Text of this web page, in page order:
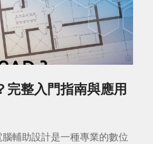
完整入門指南與應用
輔助設計是一種專業的數位